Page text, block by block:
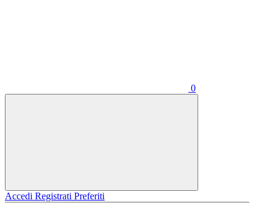
0
Accedi Registrati Preferiti